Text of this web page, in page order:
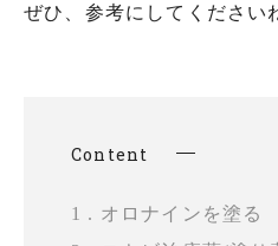
ぜひ、参考にしてください
Content
1 . オロナインを塗る